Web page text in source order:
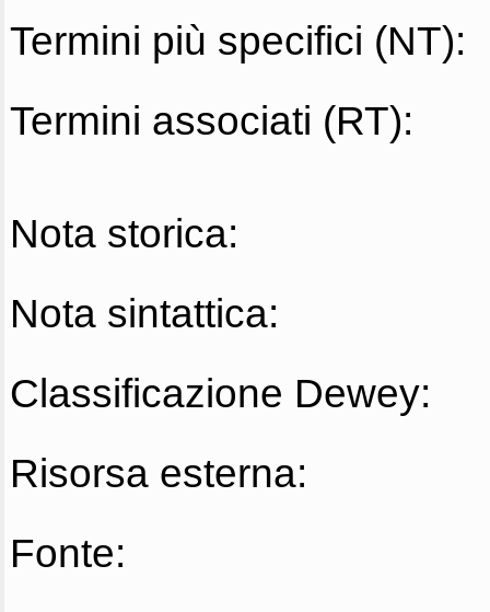
Termini più specifici (NT):
Termini associati (RT):
Nota storica:
Nota sintattica:
Classificazione Dewey:
Risorsa esterna:
Fonte: